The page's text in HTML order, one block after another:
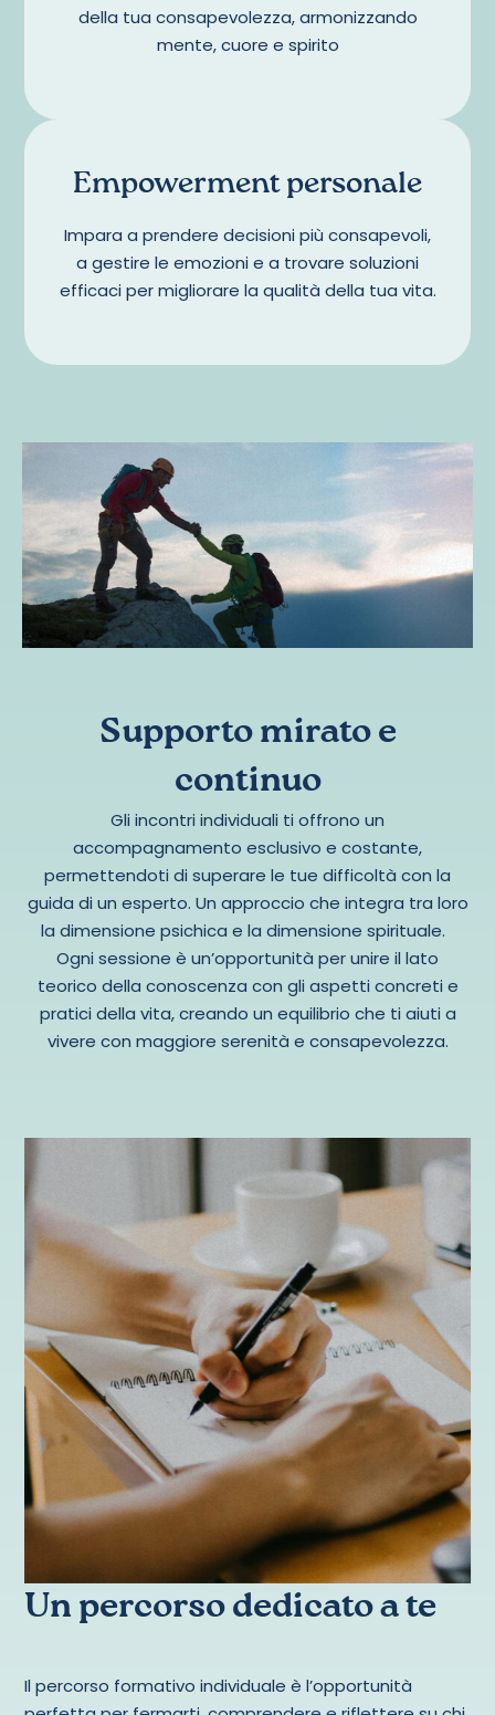
della tua consapevolezza, armonizzando
mente, cuore e spirito
Empowerment personale
Impara a prendere decisioni più consapevoli,
a gestire le emozioni e a trovare soluzioni
efficaci per migliorare la qualità della tua vita.
Supporto mirato e
continuo
Gli incontri individuali ti offrono un
accompagnamento esclusivo e costante,
permettendoti di superare le tue difficoltà con la
guida di un esperto. Un approccio che integra tra loro
la dimensione psichica e la dimensione spirituale.
Ogni sessione è un’opportunità per unire il lato
teorico della conoscenza con gli aspetti concreti e
pratici della vita, creando un equilibrio che ti aiuti a
vivere con maggiore serenità e consapevolezza.
Un percorso dedicato a te
Il percorso formativo individuale è l’opportunità